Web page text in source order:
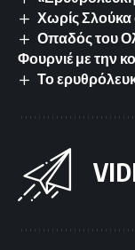
Χωρίς
Οπαδός του
Φουρνιέ με την
Το